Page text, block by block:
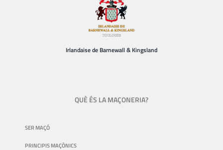
Irlandaise de Barnewall & Kingsland
QUÈ ÉS LA MAÇONERIA?
SER MAÇÓ
PRINCIPIS MAÇÒNICS